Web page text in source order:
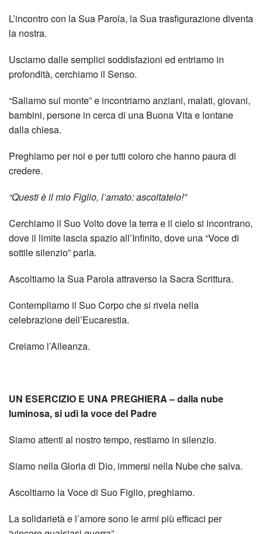
L’incontro con la Sua Parola, la Sua trasfigurazione diventa
la nostra.
Usciamo dalle semplici soddisfazioni ed entriamo in
profondità, cerchiamo il Senso.
“Saliamo sul monte” e incontriamo anziani, malati, giovani,
bambini, persone in cerca di una Buona Vita e lontane
dalla chiesa.
Preghiamo per noi e per tutti coloro che hanno paura di
credere.
“Questi è il mio Figlio, l’amato: ascoltatelo!”
Cerchiamo il Suo Volto dove la terra e il cielo si incontrano,
dove il limite lascia spazio all’Infinito, dove una “Voce di
sottile silenzio” parla.
Ascoltiamo la Sua Parola attraverso la Sacra Scrittura.
Contempliamo il Suo Corpo che si rivela nella
celebrazione dell’Eucarestia.
Creiamo l’Alleanza.
UN ESERCIZIO E UNA PREGHIERA – dalla nube
luminosa, si udì la voce del Padre
Siamo attenti al nostro tempo, restiamo in silenzio.
Siamo nella Gloria di Dio, immersi nella Nube che salva.
Ascoltiamo la Voce di Suo Figlio, preghiamo.
La solidarietà e l’amore sono le armi più efficaci per